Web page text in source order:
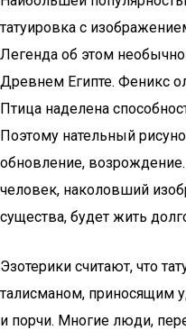
татуировка с
Легенда об этом
Древнем Египте. Феникс
Птица наделена
Поэтому нательный
обновление,
человек, наколовший
существа, будет жить
Эзотерики считают, что
талисманом, приносящим
и порчи. Многие люди,